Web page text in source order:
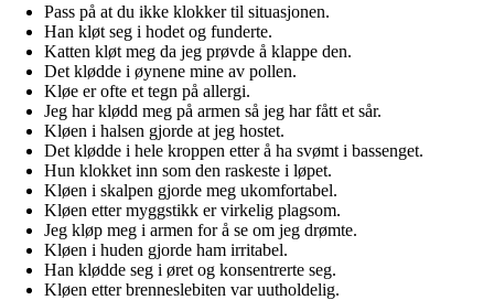
Pass på at du ikke klokker til situasjonen.
Han kløt seg i hodet og funderte.
Katten kløt meg da jeg prøvde å klappe den.
Det klødde i øynene mine av pollen.
Kløe er ofte et tegn på allergi.
Jeg har klødd meg på armen så jeg har fått et sår.
Kløen i halsen gjorde at jeg hostet.
Det klødde i hele kroppen etter å ha svømt i bassenget.
Hun klokket inn som den raskeste i løpet.
Kløen i skalpen gjorde meg ukomfortabel.
Kløen etter myggstikk er virkelig plagsom.
Jeg kløp meg i armen for å se om jeg drømte.
Kløen i huden gjorde ham irritabel.
Han klødde seg i øret og konsentrerte seg.
Kløen etter brenneslebiten var uutholdelig.